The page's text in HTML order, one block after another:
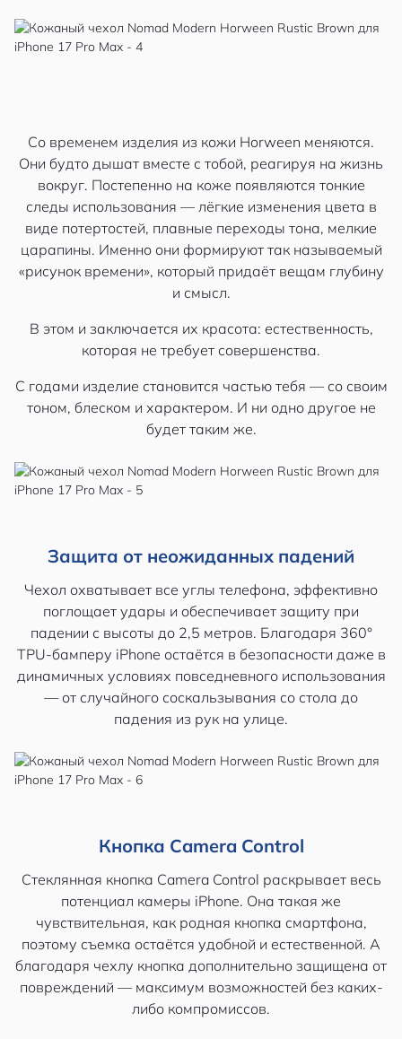
Со временем изделия из кожи Horween меняются.
Они будто дышат вместе с тобой, реагируя на жизнь
вокруг. Постепенно на коже появляются тонкие
следы использования — лёгкие изменения цвета в
виде потертостей, плавные переходы тона, мелкие
царапины. Именно они формируют так называемый
«рисунок времени», который придаёт вещам глубину
и смысл.
В этом и заключается их красота: естественность,
которая не требует совершенства.
С годами изделие становится частью тебя — со своим
тоном, блеском и характером. И ни одно другое не
будет таким же.
Защита от неожиданных падений
Чехол охватывает все углы телефона, эффективно
поглощает удары и обеспечивает защиту при
падении с высоты до 2,5 метров. Благодаря 360°
TPU-бамперу iPhone остаётся в безопасности даже в
динамичных условиях повседневного использования
— от случайного соскальзывания со стола до
падения из рук на улице.
Кнопка Camera Control
Стеклянная кнопка Camera Control раскрывает весь
потенциал камеры iPhone. Она такая же
чувствительная, как родная кнопка смартфона,
поэтому съемка остаётся удобной и естественной. А
благодаря чехлу кнопка дополнительно защищена от
повреждений — максимум возможностей без каких-
либо компромиссов.